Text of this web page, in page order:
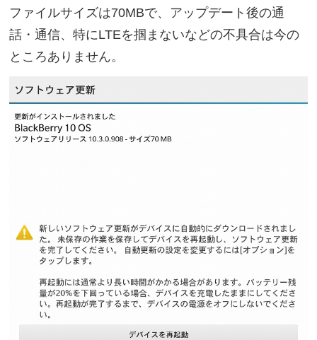
ファイルサイズは70MBで、アップデート後の通
話・通信、特にLTEを掴まないなどの不具合は今の
ところありません。